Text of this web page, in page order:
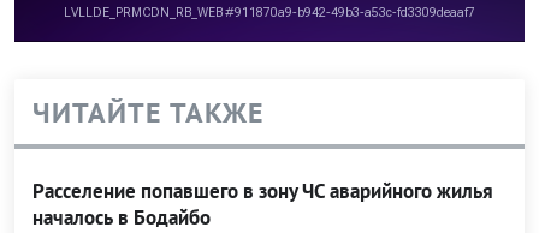
ЧИТАЙТЕ ТАКЖЕ
Расселение попавшего в зону ЧС аварийного жилья
началось в Бодайбо